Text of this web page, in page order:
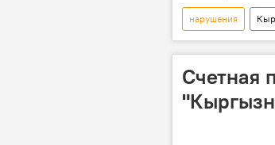
нарушения
Генеральная
Счетная